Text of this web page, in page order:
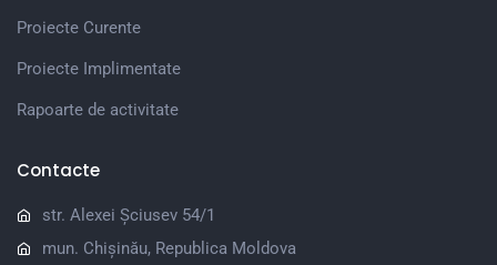
Proiecte Curente
Proiecte Implimentate
Rapoarte de activitate
Contacte
str. Alexei Șciusev 54/1
mun. Chișinău, Republica Moldova